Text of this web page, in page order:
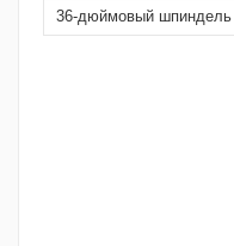
36-дюймовый шпиндель